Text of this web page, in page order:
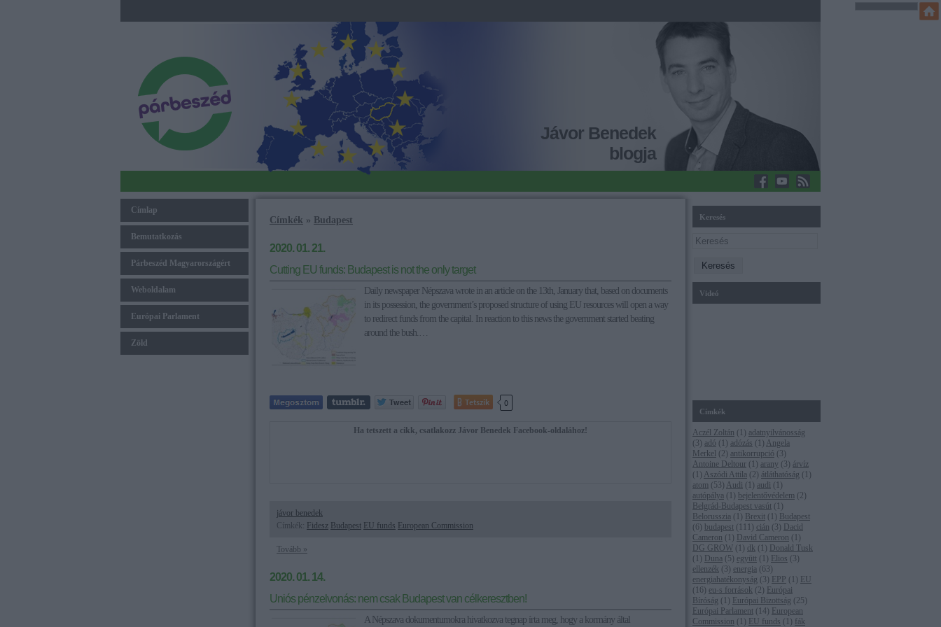
Jávor Benedek
blogja
Címlap
Bemutatkozás
Párbeszéd Magyarországért
Weboldalam
Európai Parlament
Zöld
Címkék » Budapest
2020. 01. 21.
Cutting EU funds: Budapest is not the only target
Daily newspaper Népszava wrote in an article on the 13th, January that, based on documents
in its possession, the government’s proposed structure of using EU resources will open a way
to redirect funds from the capital. In reaction to this news the government started beating
around the bush.…
Tetszik 0
Ha tetszett a cikk, csatlakozz Jávor Benedek Facebook-oldalához!
jávor benedek
Címkék:
Fidesz Budapest EU funds European Commission
Tovább »
2020. 01. 14.
Uniós pénzelvonás: nem csak Budapest van célkeresztben!
A Népszava dokumentumokra hivatkozva tegnap írta meg, hogy a kormány által
Keresés
Videó
Címkék
Aczél Zoltán ( ) adatnyilvánosság
( 3 ) adó ( ) adózás ( ) Angela
Merkel ( 2 ) antikorrupció ( 3 )
Antoine Deltour ( ) arany ( 3 ) árvíz
(
) Aszódi Attila ( 2 ) átláthatóság (
)
atom ( 53 ) Audi ( ) audi (
)
autópálya ( ) bejelentővédelem ( 2 )
Belgrád-Budapest vasút (
)
Belorusszia ( ) Brexit ( )
Budapest
( 6 ) budapest ( ) cián ( 3 ) Dacid
Cameron ( ) David Cameron (
)
DG GROW ( ) dk ( ) Donald Tusk
(
) Duna ( 5 ) együtt ( ) Elios ( 3 )
ellenzék ( 3 ) energia ( 63 )
energiahatékonyság ( 3 ) EPP ( ) EU
(
16 ) eu-s források ( 2 ) Európai
Bíróság ( ) Európai Bizottság ( 25 )
Európai Parlament ( 14) European
Commission ( ) EU funds ( ) fák